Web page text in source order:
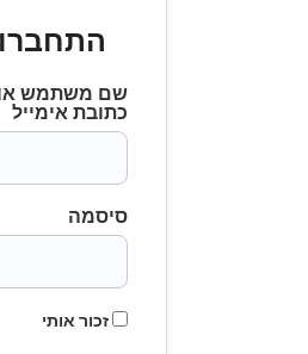
התחברות
שם משתמש או
כתובת אימייל
סיסמה
זכור אותי